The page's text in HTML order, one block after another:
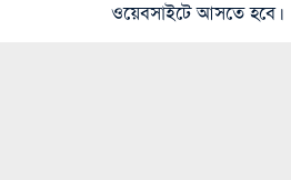
ওয়েবসাইটে আসতে হবে।